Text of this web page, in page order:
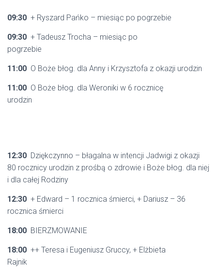
09:30 + Ryszard Pańko – miesiąc po pogrzebie
09:30 + Tadeusz Trocha – miesiąc po
pogrzebie
11:00 O Boże błog. dla Anny i Krzysztofa z okazji urodzin
11:00 O Boże błog. dla Weroniki w 6 rocznicę
urodzin
12:30 Dziękczynno – błagalna w intencji Jadwigi z okazji
80 rocznicy urodzin z prośbą o zdrowie i Boże błog. dla niej
i dla całej Rodziny
12:30 + Edward – 1 rocznica śmierci, + Dariusz – 36
rocznica śmierci
18:00 BIERZMOWANIE
18:00 ++ Teresa i Eugeniusz Gruccy, + Elżbieta
Rajnik